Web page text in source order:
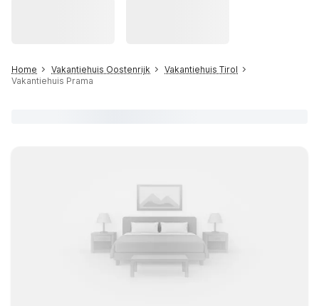
Home Vakantiehuis Oostenrijk
Vakantiehuis Tirol
Vakantiehuis Prama